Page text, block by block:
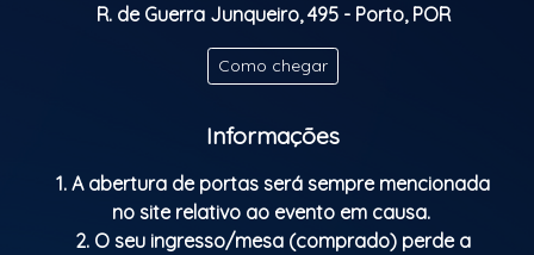
Silvério Coutinho - teclados
Fernando Nascimento – guitarra elétrica
Ricardo Rodrigues - baixo elétrico
Rogério Ribeiro – trompete
Classificação etária: M/16
R. de Guerra Junqueiro, 495 - Porto, POR
Como chegar
Informações
1. A abertura de portas será sempre mencionada
no site relativo ao evento em causa.
2. O seu ingresso/mesa (comprado) perde a